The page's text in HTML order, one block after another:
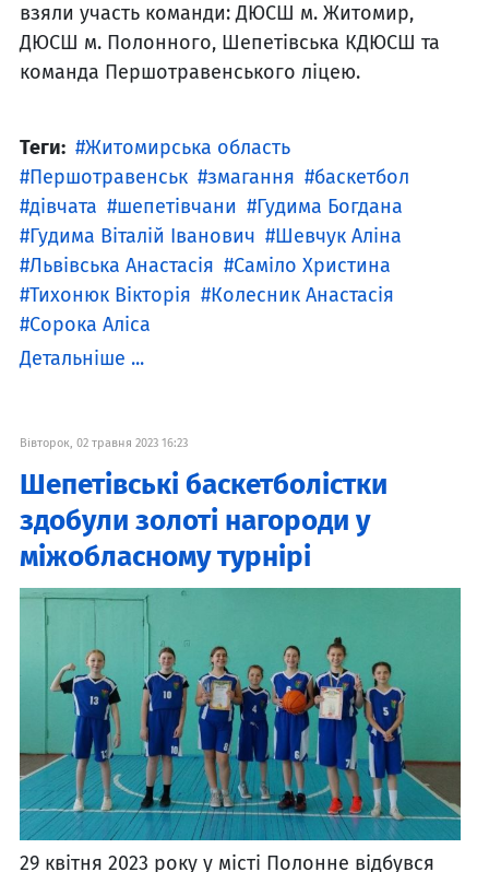
взяли участь команди: ДЮСШ м. Житомир,
ДЮСШ м. Полонного, Шепетівська КДЮСШ та
команда Першотравенського ліцею.
Теги:
Житомирська область
Першотравенськ
змагання
баскетбол
дівчата
шепетівчани
Гудима Богдана
Гудима Віталій Іванович
Шевчук Аліна
Львівська Анастасія
Саміло Христина
Тихонюк Вікторія
Колесник Анастасія
Сорока Аліса
Детальніше ...
Вівторок, 02 травня 2023 16:23
Шепетівські баскетболістки
здобули золоті нагороди у
міжобласному турнірі
29 квітня 2023 року у місті Полонне відбувся